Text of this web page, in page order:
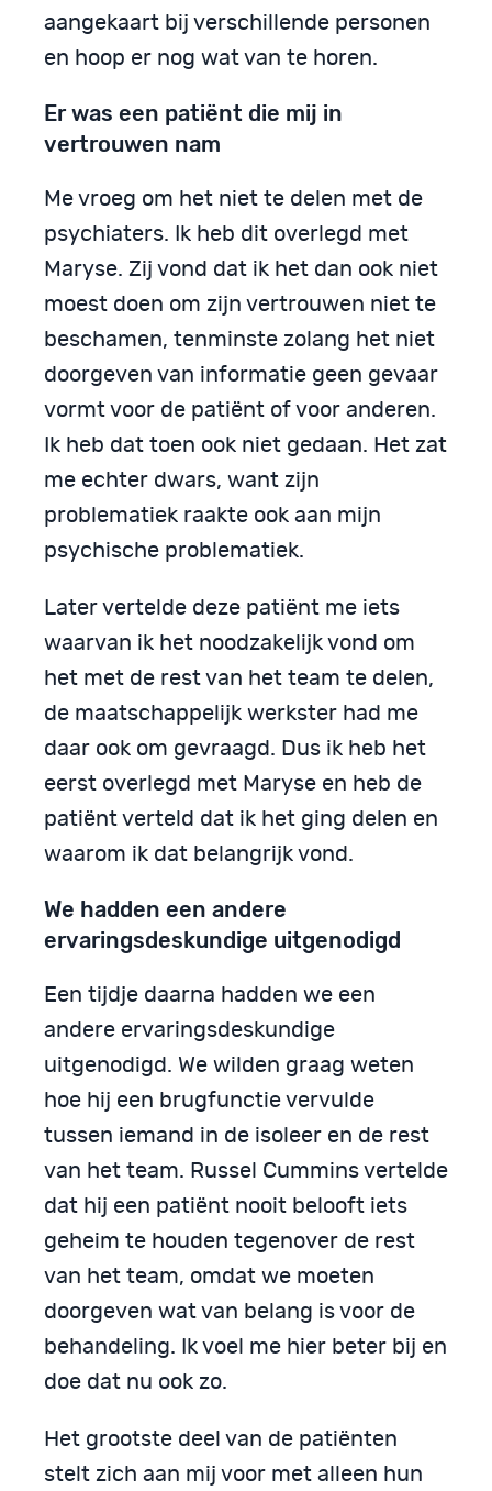
aangekaart bij verschillende personen
en hoop er nog wat van te horen.
Er was een patiënt die mij in
vertrouwen nam
Me vroeg om het niet te delen met de
psychiaters. Ik heb dit overlegd met
Maryse. Zij vond dat ik het dan ook niet
moest doen om zijn vertrouwen niet te
beschamen, tenminste zolang het niet
doorgeven van informatie geen gevaar
vormt voor de patiënt of voor anderen.
Ik heb dat toen ook niet gedaan. Het zat
me echter dwars, want zijn
problematiek raakte ook aan mijn
psychische problematiek.
Later vertelde deze patiënt me iets
waarvan ik het noodzakelijk vond om
het met de rest van het team te delen,
de maatschappelijk werkster had me
daar ook om gevraagd. Dus ik heb het
eerst overlegd met Maryse en heb de
patiënt verteld dat ik het ging delen en
waarom ik dat belangrijk vond.
We hadden een andere
ervaringsdeskundige uitgenodigd
Een tijdje daarna hadden we een
andere ervaringsdeskundige
uitgenodigd. We wilden graag weten
hoe hij een brugfunctie vervulde
tussen iemand in de isoleer en de rest
van het team. Russel Cummins vertelde
dat hij een patiënt nooit belooft iets
geheim te houden tegenover de rest
van het team, omdat we moeten
doorgeven wat van belang is voor de
behandeling. Ik voel me hier beter bij en
doe dat nu ook zo.
Het grootste deel van de patiënten
stelt zich aan mij voor met alleen hun